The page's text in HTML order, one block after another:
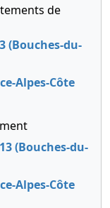
est prise
nanti : COTI
de
(Bouches-du-
Alpes-Côte
(Bouches-du-
Alpes-Côte